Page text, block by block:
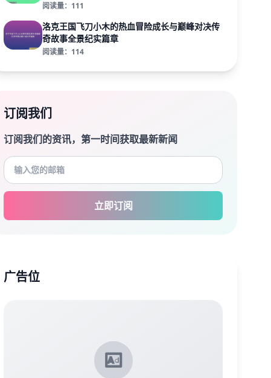
阅读量：111
洛克王国飞刀小木的热血冒险成长与巅峰对决传
奇故事全景纪实篇章
阅读量：114
订阅我们
订阅我们的资讯，第一时间获取最新新闻
立即订阅
广告位